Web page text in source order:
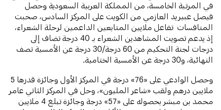
في المرتبة الخامسة، من المملكة العربية السعودية وحصل
فيصل عبيريد العازمي من الكويت على المركز السادس، صحبت
المنافسات تفاعل ملايين المتابعين الداعمين لرحلة الشعراء،
إذ يدعم تصويت المشاهدين الشعراء بـ 40 درجة تضاف إلى
درجات لجنة التحكيم من 60 درجة/30 درجة عن الأمسية نصف
النهائية، و30 درجة عن الأمسية الختامية.
وحصل الوادعي على «76» درجة في المركز الأول وجائزة قدرها 5
ملايين درهم ولقب «شاعر المليون»، وحل في المركز الثاني عامر
محمد بن مبشر بحصوله على «57» درجة وجائزة تبلغ 4 ملايين